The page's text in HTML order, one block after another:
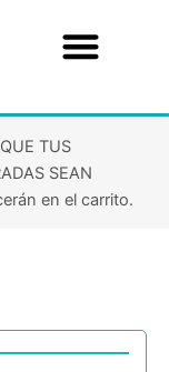
TUS
SEAN
en el carrito.